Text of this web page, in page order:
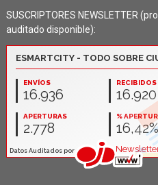
SUSCRIPTORES NEWSLETTER
auditado disponible):